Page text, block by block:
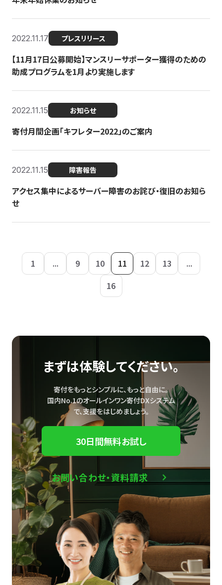
2022.11.17 プレスリリース
【11月17日公募開始】マンスリーサポーター獲得のための
助成プログラムを1月より実施します
2022.11.15 お知らせ
寄付月間企画「キフレター2022」のご案内
2022.11.15 障害報告
アクセス集中によるサーバー障害のお詫び・復旧のお知ら
せ
1 ... 9 10 11 12 13
...
16
まずは体験してください。
寄付をもっとシンプルに、もっと自由に。
国内No.1のオールインワン寄付DXシステム
で、支援をはじめましょう。
30日間無料お試し
お問い合わせ・資料請求